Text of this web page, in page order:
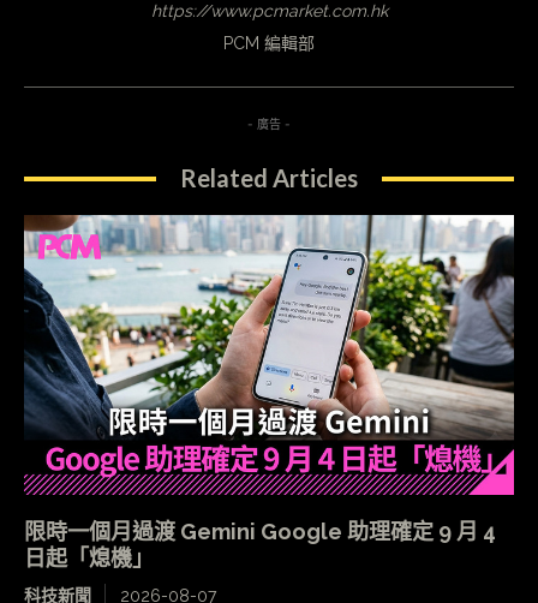
https://www.pcmarket.com.hk
PCM 編輯部
- 廣告 -
Related Articles
限時一個月過渡 Gemini Google 助理確定 9 月 4
日起「熄機」
科技新聞 2026-08-07